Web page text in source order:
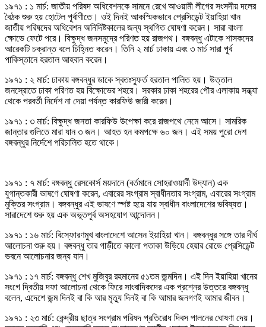
১৯৭১ : ১ মার্চ: জাতীয় পরিষদ অধিবেশনকে সামনে রেখে আওয়ামী লীগের সংসদীয় দলের
বৈঠক শুরু হয় হোটেল পূর্বাণীতে। ওই দিনই আকস্মিকভাবে প্রেসিডেন্ট ইয়াহিয়া খান
জাতীয় পরিষদের অধিবেশন অনিদিষ্টকালের জন্য স্থগিত ঘোষণা করেন। সারা বাংলা
ক্ষোভে ফেটে পরে। বিক্ষুদ্ধ জনসমুদ্রে পরিণত হয় রাজপথ। বঙ্গবন্ধু এটাকে শাসকদের
আরেকটি চক্রান্ত বলে চিহ্নিত করেন। তিনি ২ মার্চ ঢাকায় এবং ৩ মার্চ সারা পূর্ব
পাকিস্তানে হরতাল আহবান করেন।
১৯৭১ : ২ মার্চ: ঢাকায় বঙ্গবন্ধুর ডাকে স্বতঃস্ফুর্ত হরতাল পালিত হয়। উত্তাল
জনস্রোতে ঢাকা পরিণত হয় বিক্ষোভের শহরে। সরকার ঢাকা শহরের পৌর এলাকায় সন্ধ্যা
থেকে পরবর্তী নির্দেশ না দেয়া পর্যন্ত কারফিউ জারী করেন।
১৯৭১ : ৩ মার্চ: বিক্ষুদ্ধ জনতা কারফিউ উপেক্ষা করে রাজপথে নেমে আসে। সামরিক
জান্তার গুলিতে মারা যান ৩ জন। আহত হন কমপক্ষে ৬০ জন। এই সময় পুরো দেশ
বঙ্গবন্ধুর নির্দেশে পরিচালিত হতে থাকে।
১৯৭১ : ৭ মার্চ: বঙ্গবন্ধু রেসকোর্স ময়দানে (বর্তমানে সোহরাওয়ার্দী উদ্যান) এক
যুগান্তকারী ভাষণে ঘোষণা করেন, এবারের সংগ্রাম স্বাধীনতার সংগ্রাম, এবারের সংগ্রাম
মুক্তির সংগ্রাম। বঙ্গবন্ধুর এই ভাষণে স্পষ্ট হয়ে যায় স্বাধীন বাংলাদেশের ভবিষ্যত।
সারাদেশে শুরু হয় এক অভূতপূর্ব অসহযোগ আন্দোলন।
১৯৭১ : ১৬ মার্চ: বিস্ফোরণমুখ বাংলাদেশে আসেন ইয়াহিয়া খান। বঙ্গবন্ধুর সঙ্গে তার দীর্ঘ
আলোচনা শুরু হয়। বঙ্গবন্ধু তার গাড়ীতে কালো পতাকা উড়িয়ে হেয়ার রোডে প্রেসিডেন্ট
ভবনে আলোচনার জন্য যান।
১৯৭১ : ১৭ মার্চ: বঙ্গবন্ধু শেখ মুজিবুর রহমানের ৫১তম জন্মদিন। এই দিন ইয়াহিয়া খানের
সংগে দ্বিতীয় দফা আলোচনা থেকে ফিরে সাংবাদিকদের এক প্রশ্নের উত্তরে বঙ্গবন্ধু
বলেন, এদেশে জন্ম দিনই বা কি আর মৃত্যু দিনই বা কি আমার জনগণই আমার জীবন।
১৯৭১ : ২৩ মার্চ: কেন্দ্রীয় ছাত্র সংগ্রাম পরিষদ প্রতিরোধ দিবস পালনের ঘোষণা দেয়।